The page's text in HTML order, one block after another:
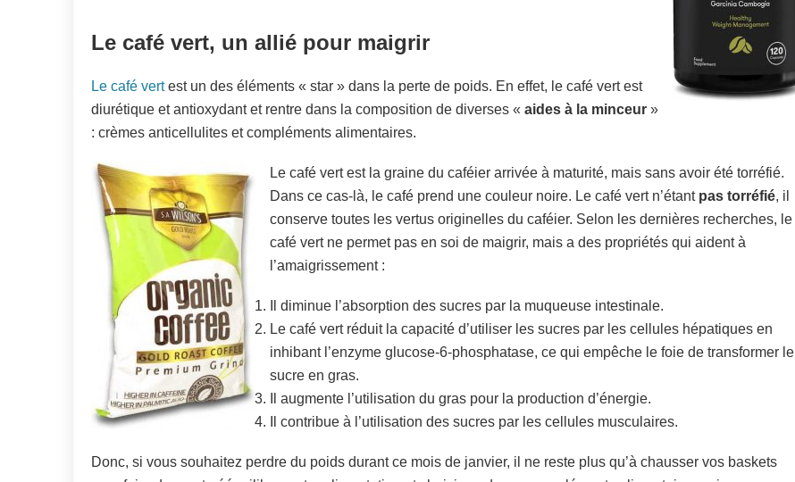
Le café vert, un allié pour maigrir
Le café vertest un des éléments « star » dans la perte de poids. En effet, le café vert est
diurétique et antioxydant et rentre dans la composition de diverses « aides à la minceur »
: crèmes anticellulites et compléments alimentaires.
Le café vert est la graine du caféier arrivée à maturité, mais sans avoir été torréfié.
Dans ce cas-là, le café prend une couleur noire. Le café vert n’étant pas torréfié, il
conserve toutes les vertus originelles du caféier. Selon les dernières recherches, le
café vert ne permet pas en soi de maigrir, mais a des propriétés qui aident à
l’amaigrissement :
Il diminue l’absorption des sucres par la muqueuse intestinale.
Le café vert réduit la capacité d’utiliser les sucres par les cellules hépatiques en
inhibant l’enzyme glucose-6-phosphatase, ce qui empêche le foie de transformer le
sucre en gras.
Il augmente l’utilisation du gras pour la production d’énergie.
Il contribue à l’utilisation des sucres par les cellules musculaires.
Donc, si vous souhaitez perdre du poids durant ce mois de janvier, il ne reste plus qu’à chausser vos baskets